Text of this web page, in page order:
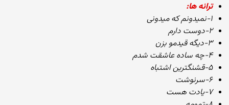
ترانه ها:
۱-نمیدونم که میدونی
۲-دوست دارم
۳-دیگه قیدمو بزن
۴-چه ساده عاشقت شدم
۵-قشنگترین اشتباه
۶-سرنوشت
۷-یادت هست